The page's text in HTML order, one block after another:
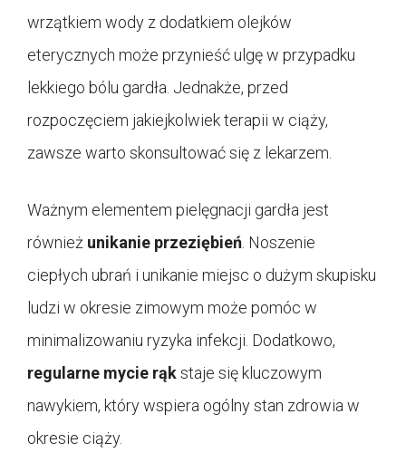
wrzątkiem wody z dodatkiem olejków
eterycznych może przynieść ulgę w przypadku
lekkiego bólu gardła. Jednakże, przed
rozpoczęciem jakiejkolwiek terapii w ciąży,
zawsze warto skonsultować się z lekarzem.
Ważnym elementem pielęgnacji gardła jest
również unikanie przeziębień . Noszenie
ciepłych ubrań i unikanie miejsc o dużym skupisku
ludzi w okresie zimowym może pomóc w
minimalizowaniu ryzyka infekcji. Dodatkowo,
regularne mycie rąkstaje się kluczowym
nawykiem, który wspiera ogólny stan zdrowia w
okresie ciąży.